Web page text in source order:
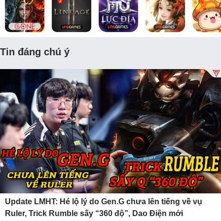
Tin đáng chú ý
Update LMHT: Hé lộ lý do Gen.G chưa lên tiếng về vụ
Ruler, Trick Rumble sấy “360 độ”, Dao Điện mới